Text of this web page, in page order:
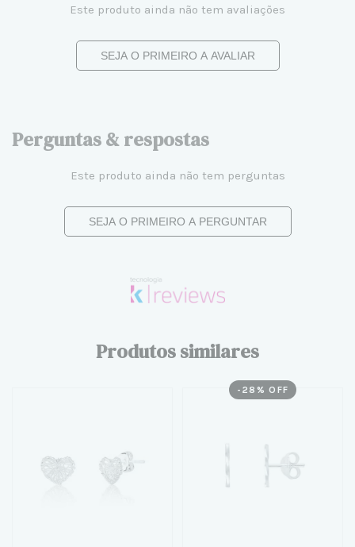
Este produto ainda não tem avaliações
SEJA O PRIMEIRO A AVALIAR
Perguntas & respostas
Este produto ainda não tem perguntas
SEJA O PRIMEIRO A PERGUNTAR
Produtos similares
- 28 % OFF